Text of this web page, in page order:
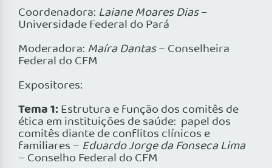
Coordenadora: Laiane Moares Dias–
Universidade Federal do Pará
Moderadora: Maíra Dantas– Conselheira
Federal do CFM
Expositores:
Tema 1:Estrutura e função dos comitês de
ética em instituições de saúde: papel dos
comitês diante de conflitos clínicos e
familiares – Eduardo Jorge da Fonseca Lima
– Conselho Federal do CFM